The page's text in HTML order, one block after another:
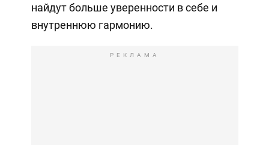
найдут больше уверенности в себе и
внутреннюю гармонию.
РЕКЛАМА